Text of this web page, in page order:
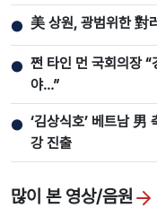
● 美 상원, 광범위한 對
● 쩐 타인 먼 국회의장 “
야…”
● ‘김상식호’ 베트남 男
강 진출
많이 본 영상/음원